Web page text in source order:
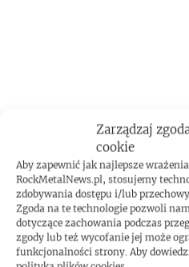
Zarządzaj
cookie
Aby zapewnić jak najlepsze
RockMetalNews.pl, stosujemy
zdobywania dostępu i/lub
Zgoda na te technologie pozwoli
dotyczące zachowania podczas
zgody lub też wycofanie jej może
funkcjonalności strony. Aby